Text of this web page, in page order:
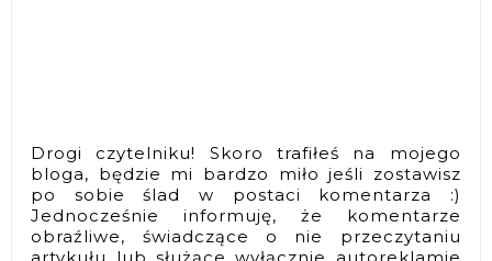
Drogi czytelniku! Skoro trafiłeś na mojego
bloga, będzie mi bardzo miło jeśli zostawisz
po sobie ślad w postaci komentarza :)
Jednocześnie informuję, że komentarze
obraźliwe, świadczące o nie przeczytaniu